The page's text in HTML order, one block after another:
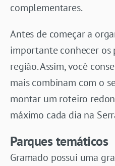
complementares.
Antes de começar a
importante conhecer
região. Assim, você
mais combinam com o
montar um roteiro
máximo cada dia na
Parques temáticos
Gramado possui uma